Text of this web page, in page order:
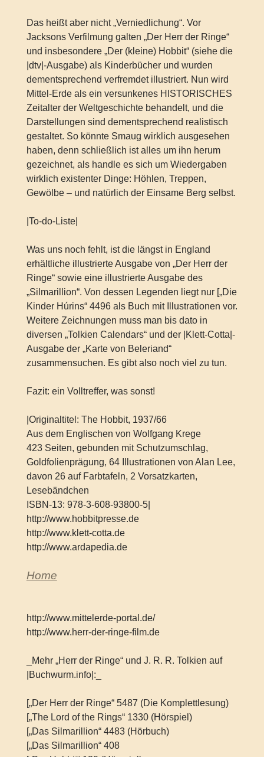
Das heißt aber nicht „Verniedlichung“. Vor
Jacksons Verfilmung galten „Der Herr der Ringe“
und insbesondere „Der (kleine) Hobbit“ (siehe die
|dtv|-Ausgabe) als Kinderbücher und wurden
dementsprechend verfremdet illustriert. Nun wird
Mittel-Erde als ein versunkenes HISTORISCHES
Zeitalter der Weltgeschichte behandelt, und die
Darstellungen sind dementsprechend realistisch
gestaltet. So könnte Smaug wirklich ausgesehen
haben, denn schließlich ist alles um ihn herum
gezeichnet, als handle es sich um Wiedergaben
wirklich existenter Dinge: Höhlen, Treppen,
Gewölbe – und natürlich der Einsame Berg selbst.
|To-do-Liste|
Was uns noch fehlt, ist die längst in England
erhältliche illustrierte Ausgabe von „Der Herr der
Ringe“ sowie eine illustrierte Ausgabe des
„Silmarillion“. Von dessen Legenden liegt nur [„Die
Kinder Húrins“ 4496 als Buch mit Illustrationen vor.
Weitere Zeichnungen muss man bis dato in
diversen „Tolkien Calendars“ und der |Klett-Cotta|-
Ausgabe der „Karte von Beleriand“
zusammensuchen. Es gibt also noch viel zu tun.
Fazit: ein Volltreffer, was sonst!
|Originaltitel: The Hobbit, 1937/66
Aus dem Englischen von Wolfgang Krege
423 Seiten, gebunden mit Schutzumschlag,
Goldfolienprägung, 64 Illustrationen von Alan Lee,
davon 26 auf Farbtafeln, 2 Vorsatzkarten,
Lesebändchen
ISBN-13: 978-3-608-93800-5|
http://www.hobbitpresse.de
http://www.klett-cotta.de
http://www.ardapedia.de
Home
http://www.mittelerde-portal.de/
http://www.herr-der-ringe-film.de
_Mehr „Herr der Ringe“ und J. R. R. Tolkien auf
|Buchwurm.info|:_
[„Der Herr der Ringe“ 5487 (Die Komplettlesung)
[„The Lord of the Rings“ 1330 (Hörspiel)
[„Das Silmarillion“ 4483 (Hörbuch)
[„Das Silmarillion“ 408